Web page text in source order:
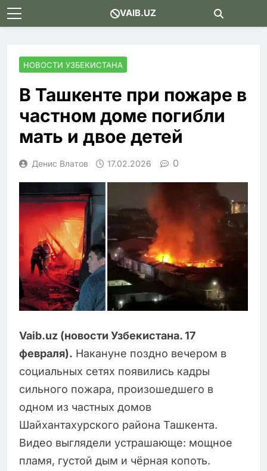
Skip
to
VAIB.UZ
НОВОСТИ УЗБЕКИСТАНА
В Ташкенте при пожаре в
частном доме погибли
мать и двое детей
Денис Влатов 17.02.2026 0
Vaib.uz (новости Узбекистана. 17
февраля). Накануне поздно вечером в
социальных сетях появились кадры
сильного пожара, произошедшего в
одном из частных домов
Шайхантахурского района Ташкента.
Видео выглядели устрашающе: мощное
пламя, густой дым и чёрная копоть.